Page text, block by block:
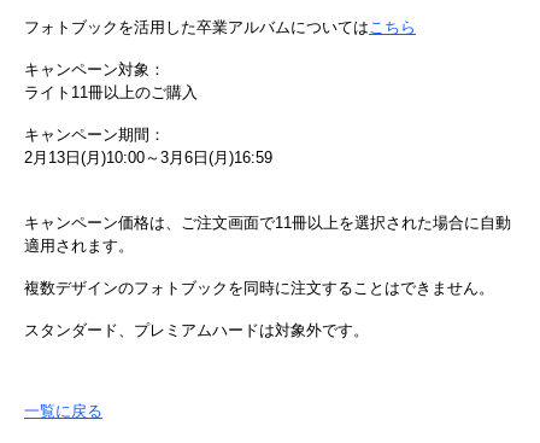
フォトブックを活用した卒業アルバムについてはこちら
キャンペーン対象：
ライト11冊以上のご購入
キャンペーン期間：
2月13日(月)10:00～3月6日(月)16:59
キャンペーン価格は、ご注文画面で11冊以上を選択された場合に自動
適用されます。
複数デザインのフォトブックを同時に注文することはできません。
スタンダード、プレミアムハードは対象外です。
一覧に戻る